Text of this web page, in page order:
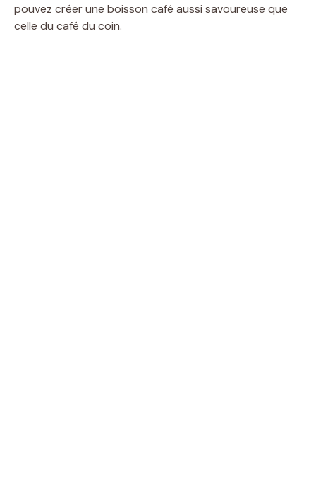
pouvez créer une boisson café aussi savoureuse que
celle du café du coin.